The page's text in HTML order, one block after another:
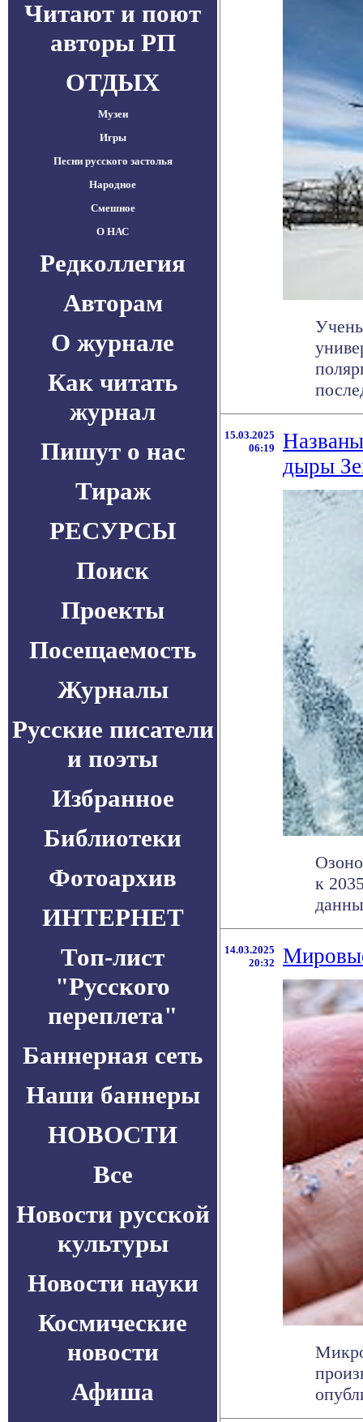
Читают и поют
авторы РП
ОТДЫХ
Музеи
Игры
Песни русского застолья
Народное
Смешное
О НАС
Редколлегия
Авторам
О журнале
Как читать
журнал
Пишут о нас
Тираж
РЕСУРСЫ
Поиск
Проекты
Посещаемость
Журналы
Русские писатели
и поэты
Избранное
Библиотеки
Фотоархив
ИНТЕРНЕТ
Топ-лист
"Русского
переплета"
Баннерная сеть
Наши баннеры
НОВОСТИ
Все
Новости русской
культуры
Новости науки
Космические
новости
Афиша
15.03.2025
06:19
дыры
к
14.03.2025
20:32